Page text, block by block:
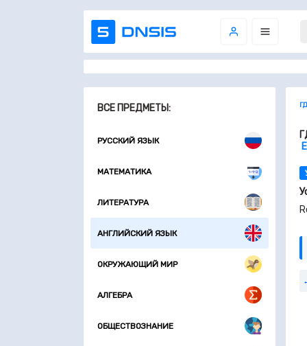
ВСЕ ПРЕДМЕТЫ:
РУССКИЙ ЯЗЫК
МАТЕМАТИКА
ЛИТЕРАТУРА
АНГЛИЙСКИЙ ЯЗЫК
ОКРУЖАЮЩИЙ МИР
АЛГЕБРА
ОБЩЕСТВОЗНАНИЕ